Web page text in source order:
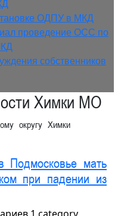
ОДПУ в МКД
проведение ОСС по
собственников
Химки МО
округу Химки
Подмосковье мать
при падении из